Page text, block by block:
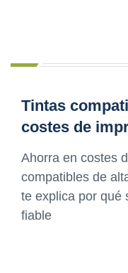
Tintas
costes de
Ahorra en costes
compatibles de
te explica por qué
fiable